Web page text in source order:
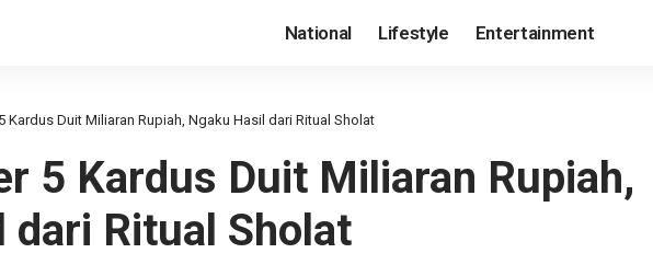
National Lifestyle Entertainment
Kardus Duit Miliaran Rupiah, Ngaku Hasil dari Ritual Sholat
5 Kardus Duit Miliaran Rupiah,
dari Ritual Sholat